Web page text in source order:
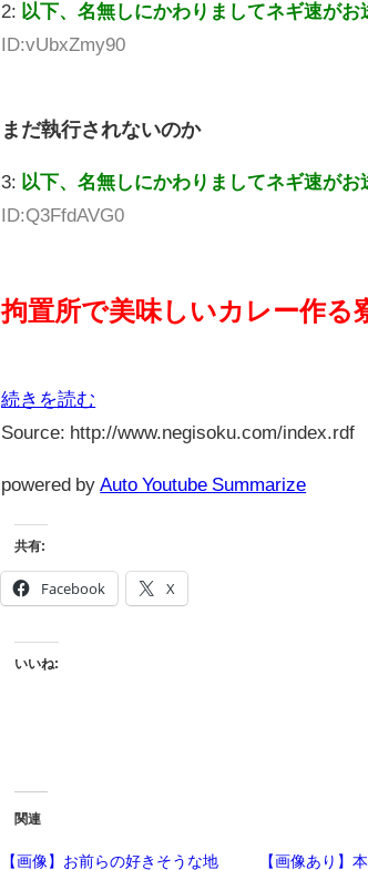
2: 以下、名無しにかわりましてネギ速がお
ID:vUbxZmy90
まだ執行されないのか
3: 以下、名無しにかわりましてネギ速がお
ID:Q3FfdAVG0
拘置所で美味しいカレー作る
続きを読む
Source: http://www.negisoku.com/index.rdf
powered by Auto Youtube Summarize
共有:
Facebook X
いいね:
関連
【画像】お前らの好きそうな地
【画像あり】